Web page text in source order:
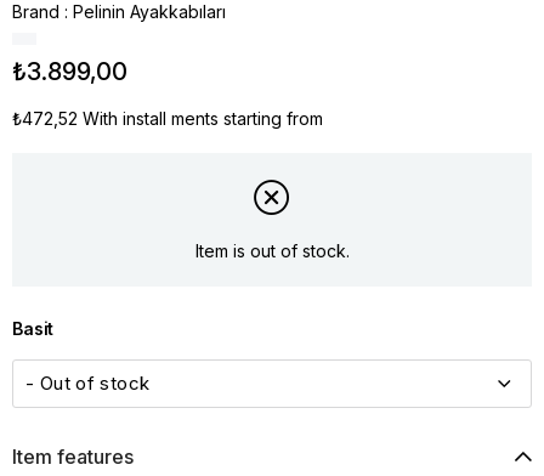
Brand : Pelinin Ayakkabıları
₺3.899,00
₺472,52 With install ments starting from
Item is out of stock.
Basit
Item features